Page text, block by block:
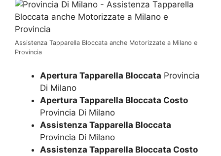
Assistenza Tapparella Bloccata anche Motorizzate a Milano e
Provincia
Apertura Tapparella Bloccata Provincia
Di Milano
Apertura Tapparella Bloccata Costo
Provincia Di Milano
Assistenza Tapparella Bloccata
Provincia Di Milano
Assistenza Tapparella Bloccata Costo